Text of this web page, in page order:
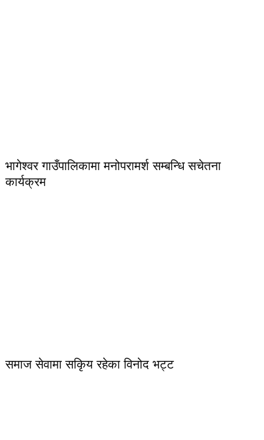
भागेश्वर गाउँपालिकामा मनोपरामर्श सम्बन्धि सचेतना
कार्यक्रम
समाज सेवामा सकिृय रहेका विनोद भट्ट